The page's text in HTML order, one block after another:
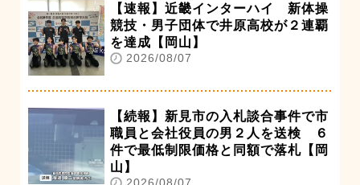
【速報】近畿インターハイ 新体操
競技・男子団体で井原高校が２連覇
を達成【岡山】
2026/08/07
【続報】新見市の入札談合事件で市
職員と会社役員の男２人を送検 ６
件で最低制限価格と同額で落札【岡
山】